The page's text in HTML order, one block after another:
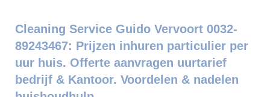
Cleaning Service Guido Vervoort 0032-
89243467: Prijzen inhuren particulier per
uur huis. Offerte aanvragen uurtarief
bedrijf & Kantoor. Voordelen & nadelen